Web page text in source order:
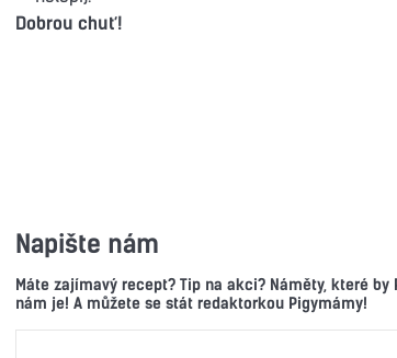
Dobrou chuť!
Napište nám
Máte zajímavý recept? Tip na akci? Náměty, které
nám je! A můžete se stát redaktorkou Pigymámy!